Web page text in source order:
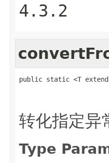
4.3.2
public static <T
转化指定异
Type